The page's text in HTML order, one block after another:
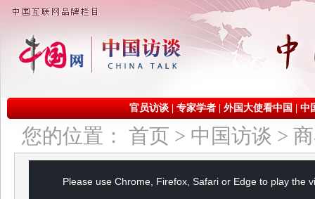
官员访谈|专家学者|外国大使看中国|中
您的位置： 首页 > 中国访谈 >
Please use Chrome, Firefox, Safari or Edge to play the